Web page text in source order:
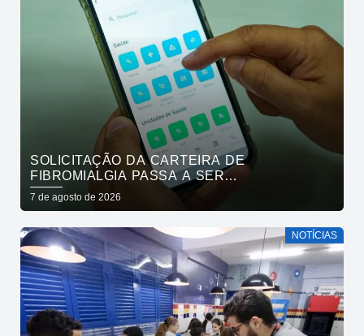
SOLICITAÇÃO DA CARTEIRA DE
FIBROMIALGIA PASSA A SER
EXCLUSIVAMENTE PELO APLICATIVO JOÃO
PESSOA NA PALMA DA MÃO
7 de agosto de 2026
NOTÍCIAS